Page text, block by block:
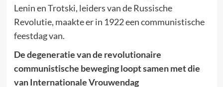
Lenin en Trotski, leiders van de Russische
Revolutie, maakte er in 1922 een communistische
feestdag van.
De degeneratie van de revolutionaire
communistische beweging loopt samen met die
van Internationale Vrouwendag